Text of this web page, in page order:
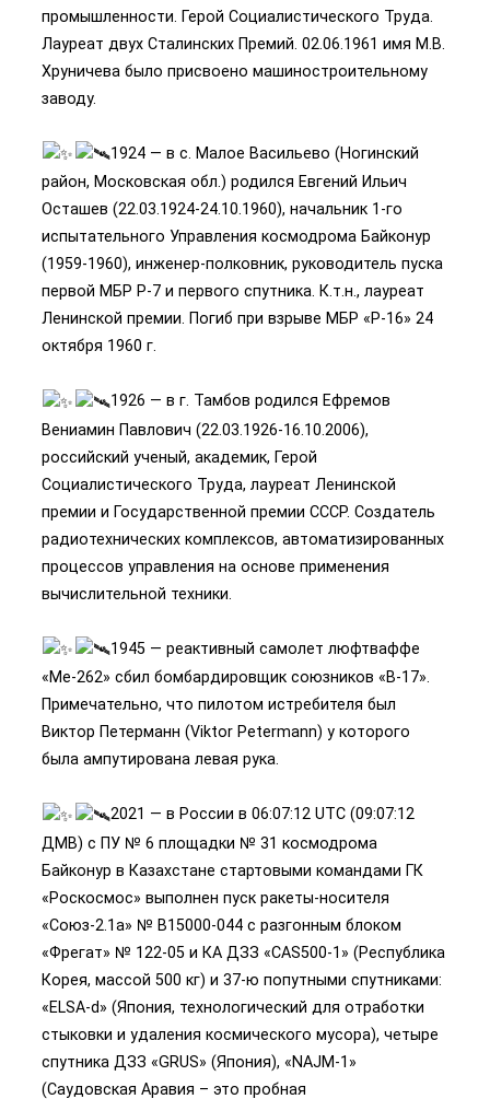
промышленности. Герой Социалистического Труда.
Лауреат двух Сталинских Премий. 02.06.1961 имя М.В.
Хруничева было присвоено машиностроительному
заводу.
1924 — в с. Малое Васильево (Ногинский
район, Московская обл.) родился Евгений Ильич
Осташев (22.03.1924-24.10.1960), начальник 1-го
испытательного Управления космодрома Байконур
(1959-1960), инженер-полковник, руководитель пуска
первой МБР Р-7 и первого спутника. К.т.н., лауреат
Ленинской премии. Погиб при взрыве МБР «Р-16» 24
октября 1960 г.
1926 — в г. Тамбов родился Ефремов
Вениамин Павлович (22.03.1926-16.10.2006),
российский ученый, академик, Герой
Социалистического Труда, лауреат Ленинской
премии и Государственной премии СССР. Создатель
радиотехнических комплексов, автоматизированных
процессов управления на основе применения
вычислительной техники.
1945 — реактивный самолет люфтваффе
«Me-262» сбил бомбардировщик союзников «В-17».
Примечательно, что пилотом истребителя был
Виктор Петерманн (Viktor Petermann) у которого
была ампутирована левая рука.
2021 — в России в 06:07:12 UTC (09:07:12
ДМВ) с ПУ № 6 площадки № 31 космодрома
Байконур в Казахстане стартовыми командами ГК
«Роскосмос» выполнен пуск ракеты-носителя
«Союз-2.1а» № В15000-044 с разгонным блоком
«Фрегат» № 122-05 и КА ДЗЗ «CAS500-1» (Республика
Корея, массой 500 кг) и 37-ю попутными спутниками:
«ELSA-d» (Япония, технологический для отработки
стыковки и удаления космического мусора), четыре
спутника ДЗЗ «GRUS» (Япония), «NAJM-1»
(Саудовская Аравия – это пробная